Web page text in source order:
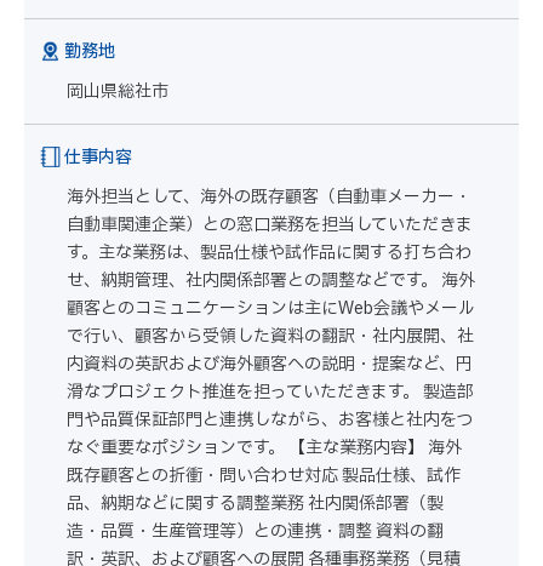
勤務地
岡山県総社市
仕事内容
海外担当として、海外の既存顧客（自動車メーカー・
自動車関連企業）との窓口業務を担当していただきま
す。主な業務は、製品仕様や試作品に関する打ち合わ
せ、納期管理、社内関係部署との調整などです。 海外
顧客とのコミュニケーションは主にWeb会議やメール
で行い、顧客から受領した資料の翻訳・社内展開、社
内資料の英訳および海外顧客への説明・提案など、円
滑なプロジェクト推進を担っていただきます。 製造部
門や品質保証部門と連携しながら、お客様と社内をつ
なぐ重要なポジションです。 【主な業務内容】 海外
既存顧客との折衝・問い合わせ対応 製品仕様、試作
品、納期などに関する調整業務 社内関係部署（製
造・品質・生産管理等）との連携・調整 資料の翻
訳・英訳、および顧客への展開 各種事務業務（見積